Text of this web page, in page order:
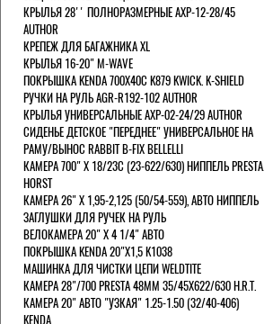
КРЫЛЬЯ 28'' ПОЛНОРАЗМЕРНЫЕ AXP-12-28/45
AUTHOR
КРЕПЕЖ ДЛЯ БАГАЖНИКА XL
КРЫЛЬЯ 16-20" M-WAVE
ПОКРЫШКА KENDA 700Х40С K879 KWICK. K-SHIELD
РУЧКИ НА РУЛЬ AGR-R192-102 AUTHOR
КРЫЛЬЯ УНИВЕРСАЛЬНЫЕ AXP-02-24/29 AUTHOR
СИДЕНЬЕ ДЕТСКОЕ "ПЕРЕДНЕЕ" УНИВЕРСАЛЬНОЕ НА
РАМУ/ВЫНОС RABBIT B-FIX BELLELLI
КАМЕРА 700" Х 18/23C (23-622/630) НИППЕЛЬ PRESTA.
HORST
КАМЕРА 26" X 1,95-2,125 (50/54-559), АВТО НИППЕЛЬ
ЗАГЛУШКИ ДЛЯ РУЧЕК НА РУЛЬ
ВЕЛОКАМЕРА 20" Х 4 1/4" АВТО
ПОКРЫШКА KENDA 20"Х1,5 K1038
МАШИНКА ДЛЯ ЧИСТКИ ЦЕПИ WELDTITE
КАМЕРА 28"/700 PRESTA 48ММ 35/45Х622/630 H.R.T.
КАМЕРА 20" АВТО "УЗКАЯ" 1.25-1.50 (32/40-406)
KENDA